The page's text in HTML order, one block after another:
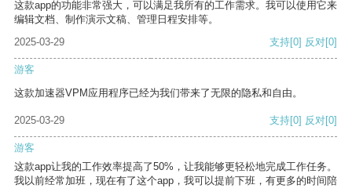
这款app的功能非常强大，可以满足我所有的工作需求。我可以使用它来
编辑文档、制作演示文稿、管理日程安排等。
2025-03-29
支持[0] 反对[0]
游客
这款加速器VPM应用程序已经为我们带来了无限的隐私和自由。
2025-03-29 支持[0] 反对[0]
游客
这款app让我的工作效率提高了50%，让我能够更轻松地完成工作任务。
我以前经常加班，现在有了这个app，我可以提前下班，有更多的时间陪